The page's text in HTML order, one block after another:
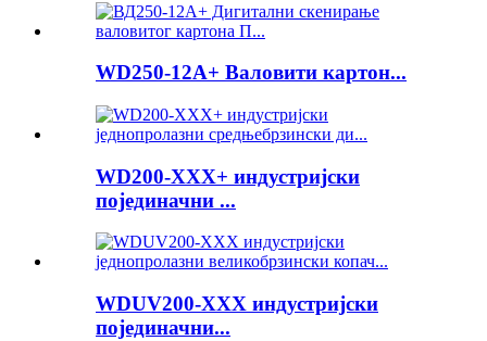
WD250-12A+ Валовити картон...
WD200-XXX+ индустријски
појединачни ...
WDUV200-XXX индустријски
појединачни...